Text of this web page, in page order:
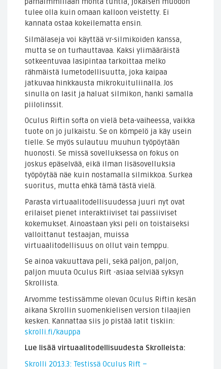
tulee olla kuin omaan kalloon veistetty. Ei
kannata ostaa kokeilematta ensin.
Silmälaseja voi käyttää vr-silmikoiden kanssa,
mutta se on turhauttavaa. Kaksi ylimääräistä
sotkeentuvaa lasipintaa tarkoittaa melko
rähmäistä lumetodellisuutta, joka kaipaa
jatkuvaa hinkkausta mikrokuituliinalla. Jos
sinulla on lasit ja haluat silmikon, hanki samalla
piilolinssit.
Oculus Riftin softa on vielä beta-vaiheessa, vaikka
tuote on jo julkaistu. Se on kömpelö ja käy usein
tielle. Se myös sulautuu muuhun työpöytään
huonosti. Se missä sovelluksessa on fokus on
joskus epäselvää, eikä ilman lisäsovelluksia
työpöytää näe kuin nostamalla silmikkoa. Surkea
suoritus, mutta ehkä tämä tästä vielä.
Parasta virtuaalitodellisuudessa juuri nyt ovat
erilaiset pienet interaktiiviset tai passiiviset
kokemukset. Ainoastaan yksi peli on toistaiseksi
valloittanut testaajan, muissa
virtuaalitodellisuus on ollut vain temppu.
Se ainoa vakuuttava peli, sekä paljon, paljon,
paljon muuta Oculus Rift -asiaa selviää syksyn
Skrollista.
Arvomme testissämme olevan Oculus Riftin kesän
aikana Skrollin suomenkielisen version tilaajien
kesken. Kannattaa siis jo pistää latit tiskiin:
skrolli.fi/kauppa
Lue lisää virtuaalitodellisuudesta Skrolleista:
Skrolli 2013.3: Testissä Oculus Rift –